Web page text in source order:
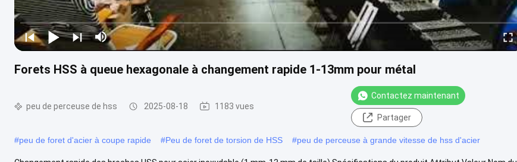
Forets HSS à queue hexagonale à changement rapide 1-13mm pour métal
peu de perceuse de hss 2025-08-18 1183 vues
Contactez maintenant
Partager
#peu de foret d'acier à coupe rapide #Peu de foret de torsion de HSS #peu de perceuse à grande vitesse de hss d'acier